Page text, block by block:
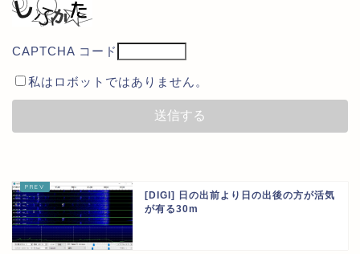
CAPTCHA コード
私はロボットではありません。
[DIGI] 日の出前より日の出後の方が活気
が有る30m